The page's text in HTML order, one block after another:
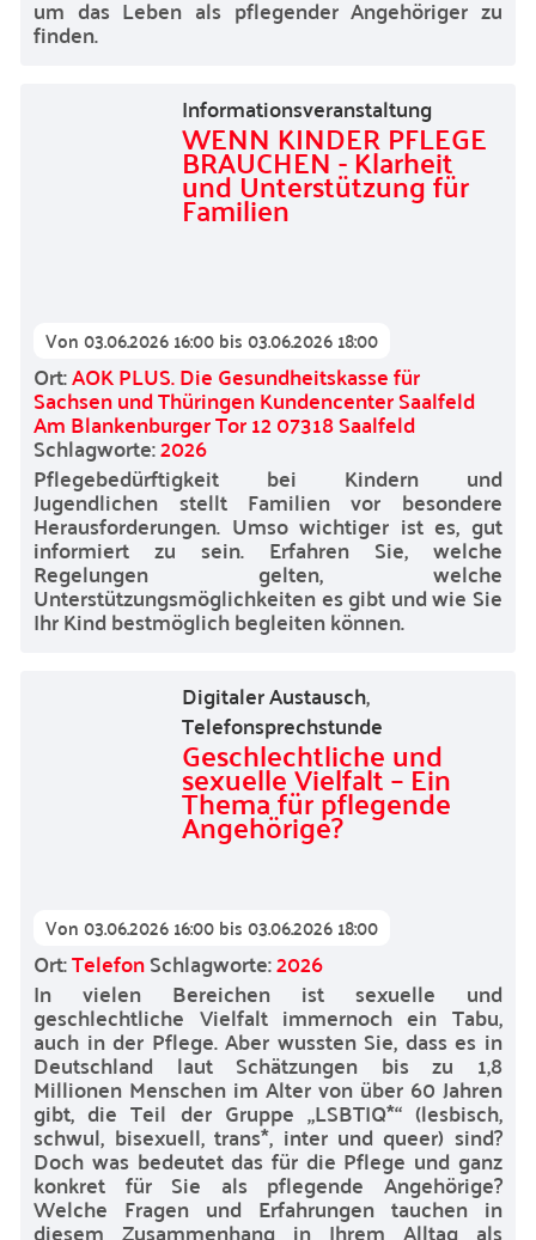
um das Leben als pflegender Angehöriger zu
finden.
Informationsveranstaltung
WENN KINDER PFLEGE
BRAUCHEN - Klarheit
und Unterstützung für
Familien
Von03.06.2026 16:00bis03.06.2026 18:00
Ort:AOK PLUS. Die Gesundheitskasse für
Sachsen und Thüringen Kundencenter Saalfeld
Am Blankenburger Tor 12 07318 Saalfeld
Schlagworte:2026
Pflegebedürftigkeit bei Kindern und
Jugendlichen stellt Familien vor besondere
Herausforderungen. Umso wichtiger ist es, gut
informiert zu sein. Erfahren Sie, welche
Regelungen gelten, welche
Unterstützungsmöglichkeiten es gibt und wie Sie
Ihr Kind bestmöglich begleiten können.
Digitaler Austausch,
Telefonsprechstunde
Geschlechtliche und
sexuelle Vielfalt – Ein
Thema für pflegende
Angehörige?
Von03.06.2026 16:00bis03.06.2026 18:00
Ort:TelefonSchlagworte:2026
In vielen Bereichen ist sexuelle und
geschlechtliche Vielfalt immernoch ein Tabu,
auch in der Pflege. Aber wussten Sie, dass es in
Deutschland laut Schätzungen bis zu 1,8
Millionen Menschen im Alter von über 60 Jahren
gibt, die Teil der Gruppe „LSBTIQ*“ (lesbisch,
schwul, bisexuell, trans*, inter und queer) sind?
Doch was bedeutet das für die Pflege und ganz
konkret für Sie als pflegende Angehörige?
Welche Fragen und Erfahrungen tauchen in